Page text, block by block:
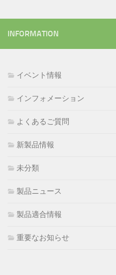
INFORMATION
イベント情報
インフォメーション
よくあるご質問
新製品情報
未分類
製品ニュース
製品適合情報
重要なお知らせ